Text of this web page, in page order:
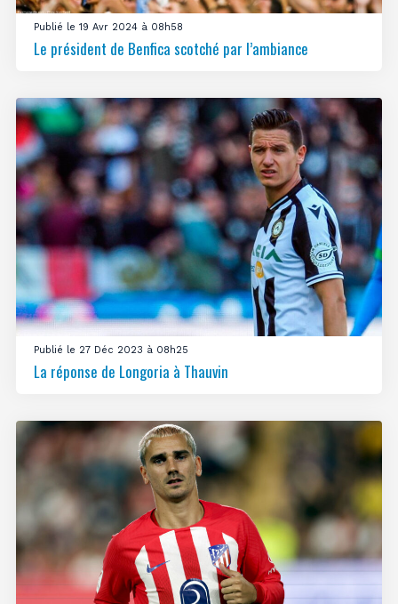
Publié le 19 Avr 2024 à 08h58
Le président de Benfica scotché par l’ambiance
Publié le 27 Déc 2023 à 08h25
La réponse de Longoria à Thauvin